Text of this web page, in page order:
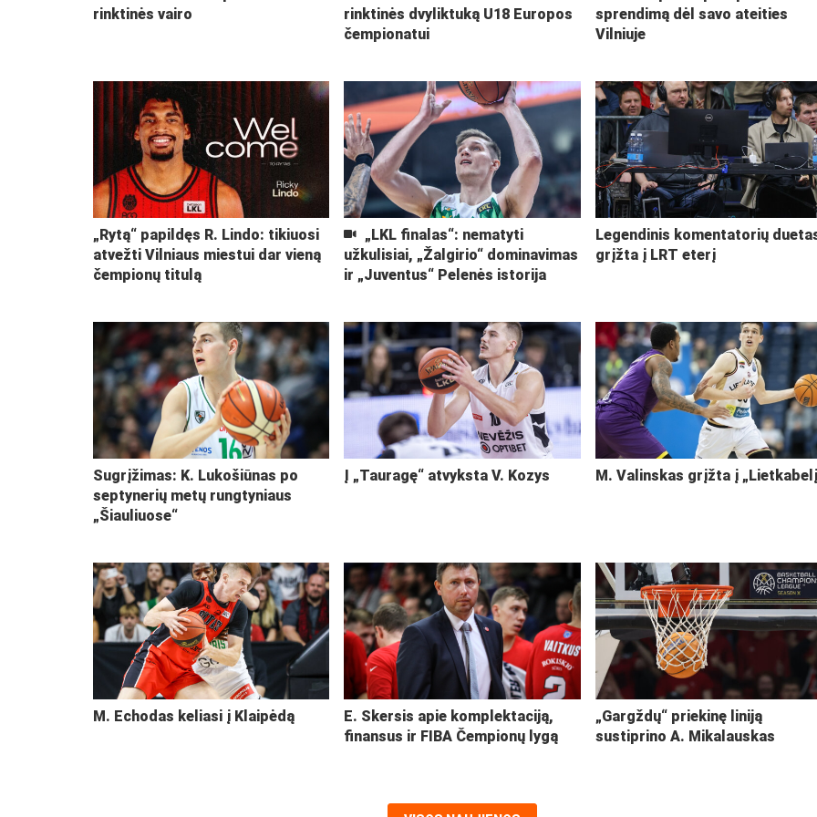
rinktinės vairo
rinktinės dvyliktuką U18 Europos
čempionatui
sprendimą dėl savo ateities
Vilniuje
„Rytą“ papildęs R. Lindo: tikiuosi
atvežti Vilniaus miestui dar vieną
čempionų titulą
„LKL finalas“: nematyti
užkulisiai, „Žalgirio“ dominavimas
ir „Juventus“ Pelenės istorija
Legendinis komentatorių
grįžta į LRT eterį
Sugrįžimas: K. Lukošiūnas po
septynerių metų rungtyniaus
„Šiauliuose“
Į „Tauragę“ atvyksta V. Kozys M. Valinskas grįžta į
M. Echodas keliasi į Klaipėdą
E. Skersis apie komplektaciją,
finansus ir FIBA Čempionų lygą
„Gargždų“ priekinę liniją
sustiprino A. Mikalauskas